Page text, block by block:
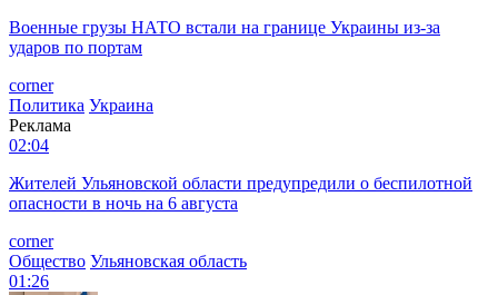
Военные грузы НАТО встали на границе Украины из-за
ударов по портам
corner
Политика Украина
Реклама
02:04
Жителей Ульяновской области предупредили о беспилотной
опасности в ночь на 6 августа
corner
Общество Ульяновская область
01:26